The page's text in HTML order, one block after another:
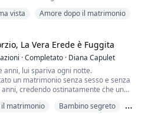
che sarebbe finita lì.
e mio cugino mi accerchiavano quando
da quell'incubo e sono scappato con
vista
Amore dopo il matrimonio
La Vera Erede è Fuggita
·Completato · Diana Capulet
anni, lui spariva ogni notte.
un matrimonio senza sesso e senza
credendo ostinatamente che un
non si aspettava era di ricevere invece
matrimonio
Bambino segreto